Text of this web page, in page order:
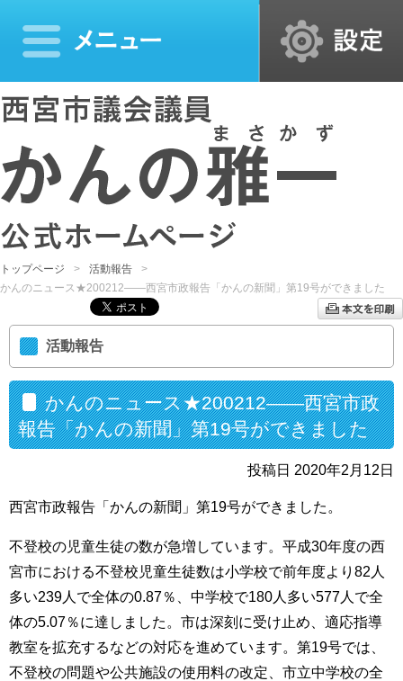
トップページ
活動報告
かんのニュース★200212――西宮市政報告「かんの新聞」第19号ができました
活動報告
かんのニュース★200212――西宮市政
報告「かんの新聞」第19号ができました
投稿日 2020年2月12日
西宮市政報告「かんの新聞」第19号ができました。
不登校の児童生徒の数が急増しています。平成30年度の西
宮市における不登校児童生徒数は小学校で前年度より82人
多い239人で全体の0.87％、中学校で180人多い577人で全
体の5.07％に達しました。市は深刻に受け止め、適応指導
教室を拡充するなどの対応を進めています。第19号では、
不登校の問題や公共施設の使用料の改定、市立中学校の全